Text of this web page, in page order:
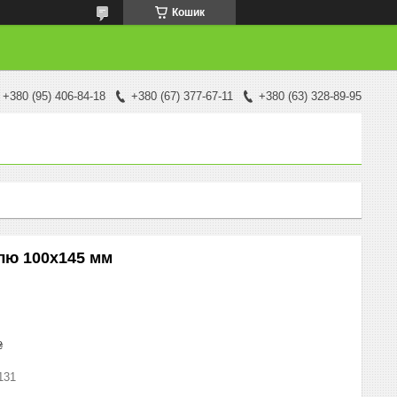
Кошик
+380 (95) 406-84-18 +380 (67) 377-67-11 +380 (63) 328-89-95
100х145 мм